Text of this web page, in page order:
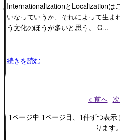
InternationalizationとLocalizationは
いなっていうか、それによって生ま
う文化のほうが多いと思う。 C…
続きを読む
< 前へ
1ページ中 1ページ目、1件ずつ表
ります。